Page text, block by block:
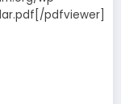
pdfviewer]